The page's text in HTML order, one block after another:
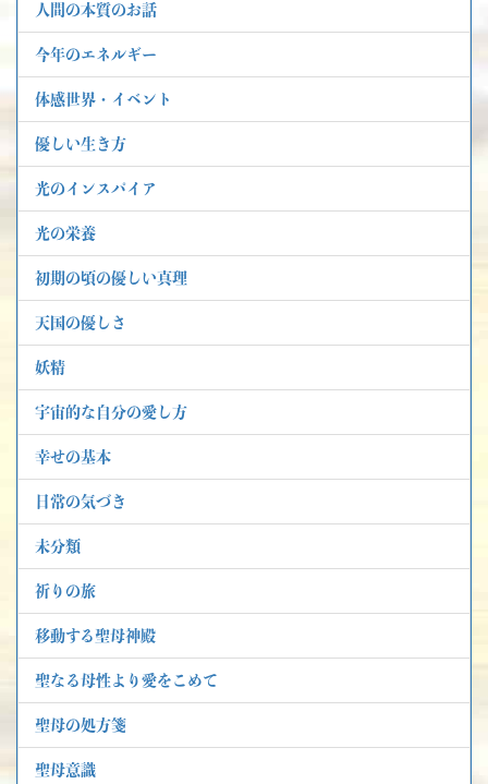
人間の本質のお話
今年のエネルギー
体感世界・イベント
優しい生き方
光のインスパイア
光の栄養
初期の頃の優しい真理
天国の優しさ
妖精
宇宙的な自分の愛し方
幸せの基本
日常の気づき
未分類
祈りの旅
移動する聖母神殿
聖なる母性より愛をこめて
聖母の処方箋
聖母意識